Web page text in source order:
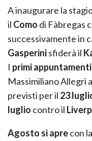
A inaugurare la
il Como di Fàbregas
successivamente in
Gasperinisfiderà il
I primi
Massimiliano Allegri
previsti per il 23
luglio contro il
Agosto si aprecon la